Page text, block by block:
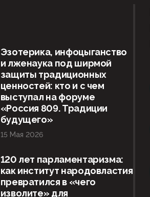
Эзотерика, инфоцыганство
и лженаука под ширмой
защиты традиционных
ценностей: кто и с чем
выступал на форуме
«Россия 809. Традиции
будущего»
15 Мая 2026
120 лет парламентаризма:
как институт народовластия
превратился в «чего
изволите» для